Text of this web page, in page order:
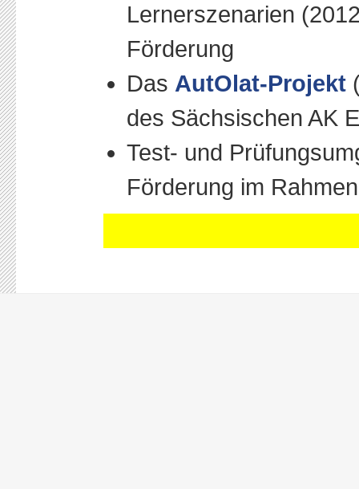
Lernerszenarien
Förderung
Das AutOlat-Projekt
des Sächsischen AK
Test- und
Förderung im